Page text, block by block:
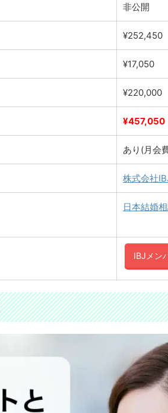
非公開
¥252,450
¥17,050
¥220,000
¥457,050
あり(月会
株式会社
日本結婚
IBJメン